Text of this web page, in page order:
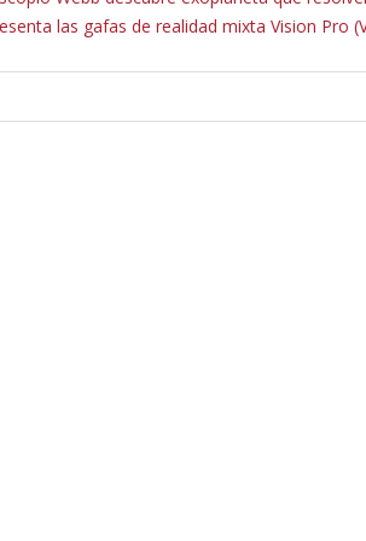
las gafas de realidad mixta Vision Pro